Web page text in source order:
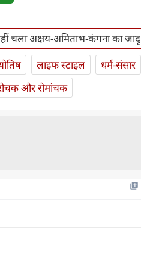
चला अक्षय-अमिताभ-कंगना का जादू
लाइफ स्‍टाइल
धर्म-संसार
और रोमांचक